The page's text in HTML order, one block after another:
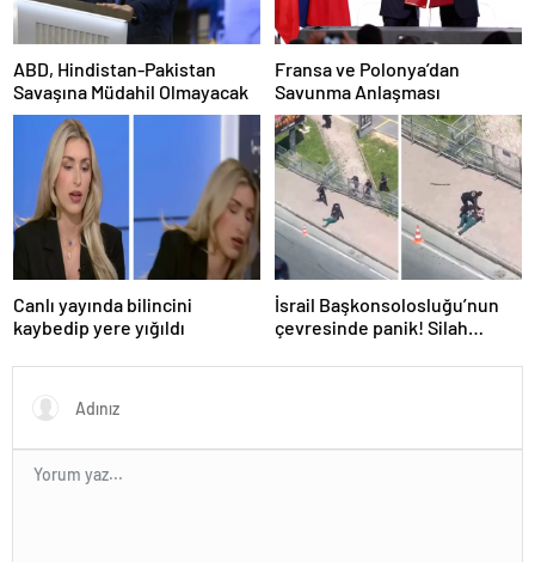
ABD, Hindistan-Pakistan
Savaşına Müdahil Olmayacak
Fransa ve Polonya’dan
Savunma Anlaşması
Canlı yayında bilincini
kaybedip yere yığıldı
İsrail Başkonsolosluğu’nun
çevresinde panik! Silah
açıklama geldi